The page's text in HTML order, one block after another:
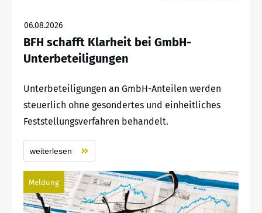
06.08.2026
BFH schafft Klarheit bei GmbH-
Unterbeteiligungen
Unterbeteiligungen an GmbH-Anteilen werden
steuerlich ohne gesondertes und einheitliches
Feststellungsverfahren behandelt.
weiterlesen
Meldung